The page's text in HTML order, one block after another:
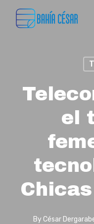
el
By César